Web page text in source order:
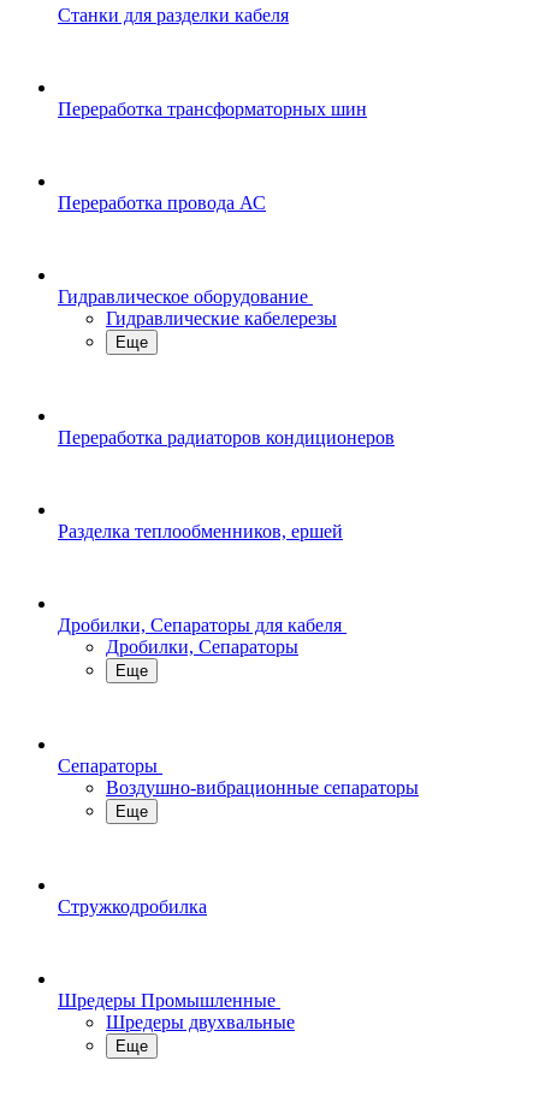
Станки для разделки кабеля
Переработка трансформаторных шин
Переработка провода АС
Гидравлическое оборудование
Гидравлические кабелерезы
Еще
Переработка радиаторов кондиционеров
Разделка теплообменников, ершей
Дробилки, Сепараторы для кабеля
Дробилки, Сепараторы
Еще
Сепараторы
Воздушно-вибрационные сепараторы
Еще
Стружкодробилка
Шредеры Промышленные
Шредеры двухвальные
Еще